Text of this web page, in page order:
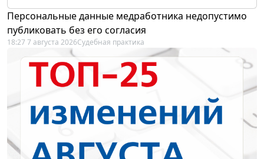
Персональные данные медработника недопустимо
публиковать без его согласия
18:27 7 августа 2026Судебная практика